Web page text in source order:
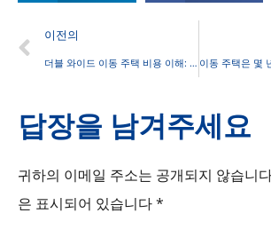
이전의
더블 와이드 이동 주택 비용 이해: 가격, 자금 조달 및 주요 고려 사항
답장을 남겨주세요
귀하의 이메일 주소는 공개되지 않습니
은 표시되어 있습니다*